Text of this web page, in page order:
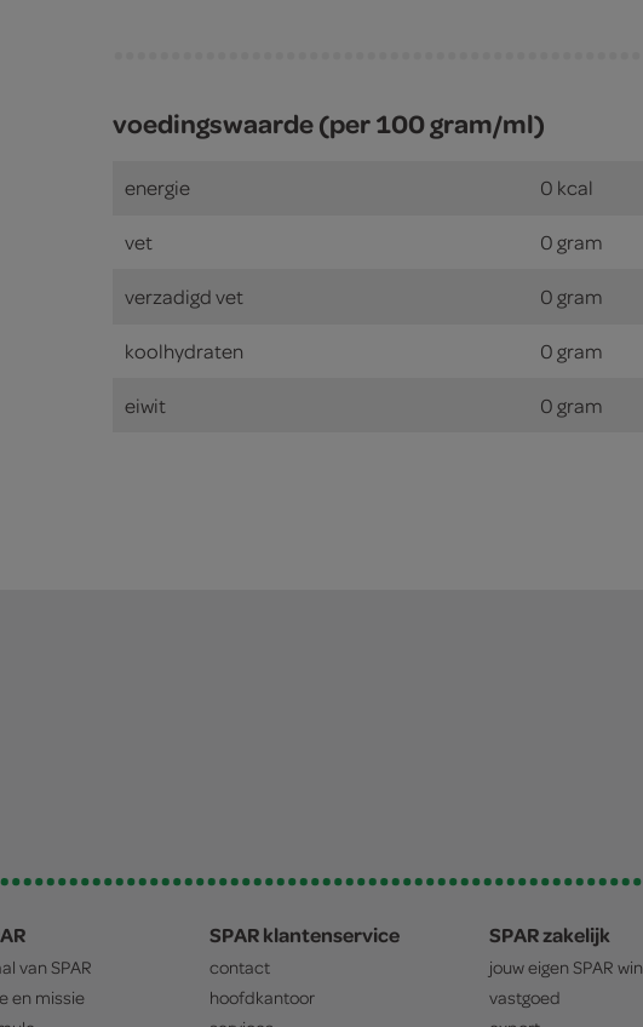
voedingswaarde (per 100 gram/ml)
energie 0 kcal
vet 0 gram
verzadigd vet 0 gram
koolhydraten 0 gram
eiwit 0 gram
van SPAR
en missie
SPAR klantenservice
contact
hoofdkantoor
SPAR zakelijk
jouw eigen SPAR
vastgoed